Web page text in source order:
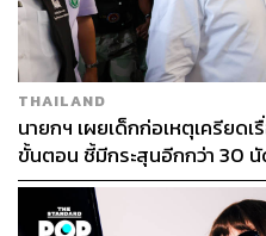
THAILAND
นายกฯ เผยเด็กก่อเหตุเครียดเ
ขั้นตอน ชี้มีกระสุนอีกกว่า 30
สูญเสียเพิ่ม